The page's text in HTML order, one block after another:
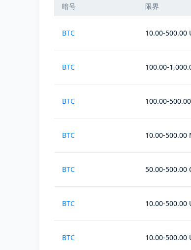
暗号 限界
BTC 10.00-500.00
BTC 100.00-
BTC 100.00-
BTC 10.00-500.00
BTC 50.00-500.00
BTC 10.00-500.00
BTC 10.00-500.00